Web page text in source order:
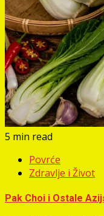
5 min read
Povrće
Zdravlje i Život
Pak Choi i Ostale